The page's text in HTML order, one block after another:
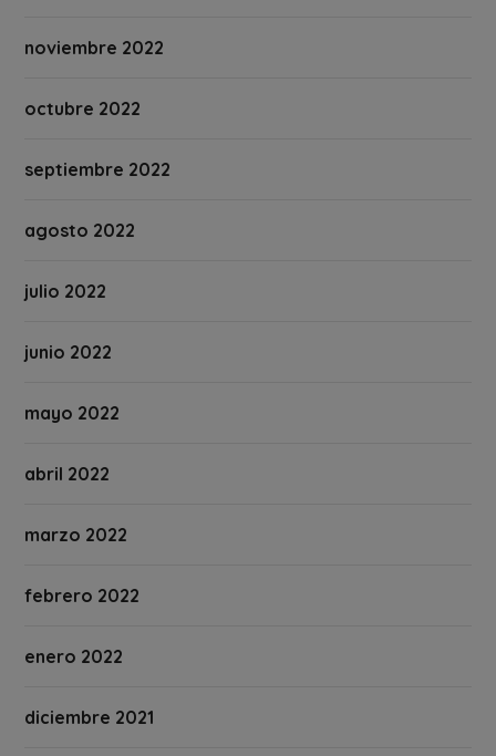
noviembre 2022
octubre 2022
septiembre 2022
agosto 2022
julio 2022
junio 2022
mayo 2022
abril 2022
marzo 2022
febrero 2022
enero 2022
diciembre 2021